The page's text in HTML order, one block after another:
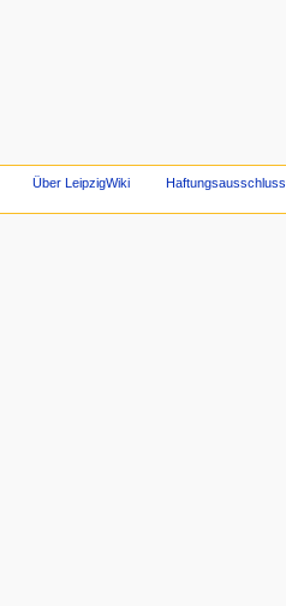
Über LeipzigWiki Haftungsausschluss